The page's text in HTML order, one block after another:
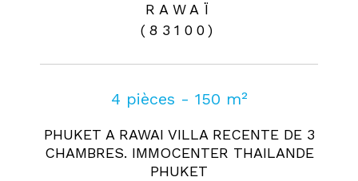
RAWAÏ
(83100)
4 pièces - 150 m²
PHUKET A RAWAI VILLA RECENTE DE 3
CHAMBRES. IMMOCENTER THAILANDE
PHUKET